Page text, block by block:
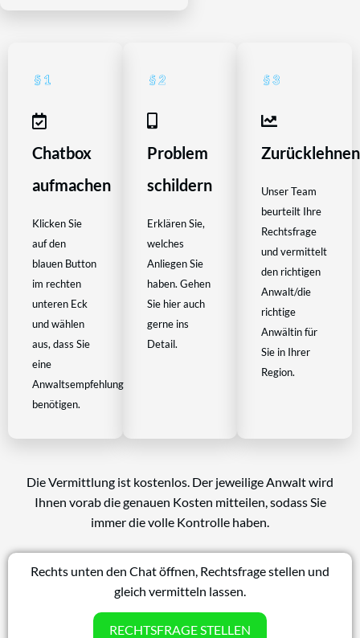
Chatbox
aufmachen
Klicken Sie
auf den
blauen Button
im rechten
unteren Eck
und wählen
aus, dass Sie
eine
Anwaltsempfehlung
benötigen.
Problem
schildern
Erklären Sie,
welches
Anliegen Sie
haben. Gehen
Sie hier auch
gerne ins
Detail.
Zurücklehnen
Unser Team
beurteilt Ihre
Rechtsfrage
und vermittelt
den richtigen
Anwalt/die
richtige
Anwältin für
Sie in Ihrer
Region.
Die Vermittlung ist kostenlos. Der jeweilige Anwalt wird
Ihnen vorab die genauen Kosten mitteilen, sodass Sie
immer die volle Kontrolle haben.
Rechts unten den Chat öffnen, Rechtsfrage stellen und
gleich vermitteln lassen.
RECHTSFRAGE STELLEN